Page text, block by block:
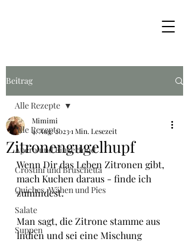
Beitrag
Alle Rezepte
Apéro und Fingerfood
Crostini und Bruschetta
Quiches, Wähen und Pies
Salate
Suppen
Alle Rezepte
Zitronengugelhupf
Mimimi
4. Aug. 20231 Min. Lesezeit
Wenn Dir das Leben Zitronen gibt,
mach Kuchen daraus - finde ich
zumindest.
Man sagt, die Zitrone stamme aus
Indien und sei eine Mischung